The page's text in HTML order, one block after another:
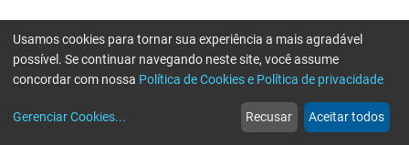
web
Notícias
more_horiz
Mais
Usamos cookies para tornar sua experiência a mais agradável
possível. Se continuar navegando neste site, você assume
concordar com nossa Política de Cookies e Política de privacidade
Gerenciar Cookies... Recusar Aceitar todos
Erro ao enviar informações, por favor tente novamente